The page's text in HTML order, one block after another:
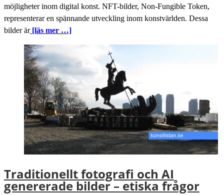
möjligheter inom digital konst. NFT-bilder, Non-Fungible Token,
representerar en spännande utveckling inom konstvärlden. Dessa
bilder är [läs mer …]
Traditionellt fotografi och AI
genererade bilder – etiska frågor